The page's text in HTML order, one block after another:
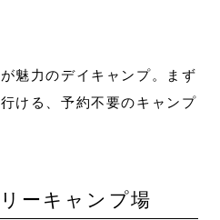
魅力のデイキャンプ。まず
ける、予約不要のキャンプ
ーキャンプ場